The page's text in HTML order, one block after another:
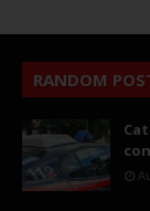
RANDOM